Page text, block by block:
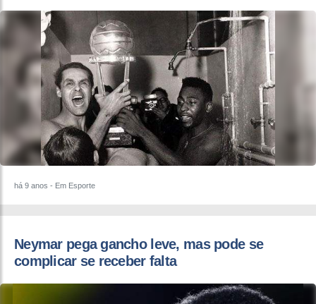
há 9 anos - Em Esporte
​Neymar pega gancho leve, mas pode se
complicar se receber falta